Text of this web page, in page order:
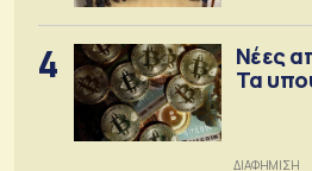
4
Νέες
Τα